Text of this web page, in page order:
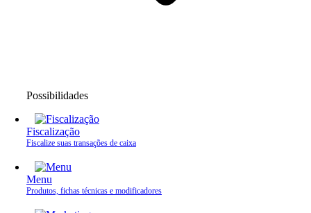
Possibilidades
Fiscalização
Fiscalize suas transações de caixa
Menu
Produtos, fichas técnicas e modificadores